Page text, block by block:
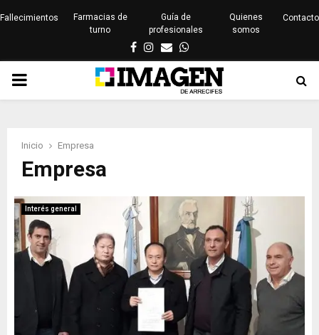
Fallecimientos
Farmacias de
turno
Guía de
profesionales
Quienes
somos
Contacto
Facebook
Instagram
EmailWhatsapp
PRIMARY
Inicio Empresa
Empresa
Interés general